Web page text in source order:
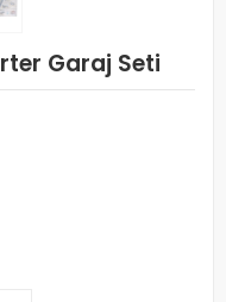
Garaj Seti